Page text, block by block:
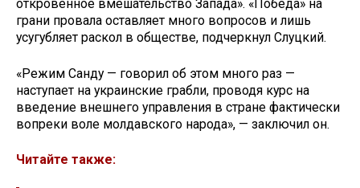
откровенное вмешательство Запада». «Победа» на
грани провала оставляет много вопросов и лишь
усугубляет раскол в обществе, подчеркнул Слуцкий.
«Режим Санду — говорил об этом много раз —
наступает на украинские грабли, проводя курс на
введение внешнего управления в стране фактически
вопреки воле молдавского народа», — заключил он.
Читайте также: